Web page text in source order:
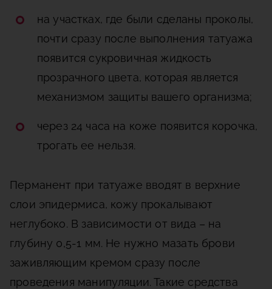
на участках, где были сделаны проколы,
почти сразу после выполнения татуажа
появится сукровичная жидкость
прозрачного цвета, которая является
механизмом защиты вашего организма;
через 24 часа на коже появится корочка,
трогать ее нельзя.
Перманент при татуаже вводят в верхние
слои эпидермиса, кожу прокалывают
неглубоко. В зависимости от вида – на
глубину 0,5-1 мм. Не нужно мазать брови
заживляющим кремом сразу после
проведения манипуляции. Такие средства